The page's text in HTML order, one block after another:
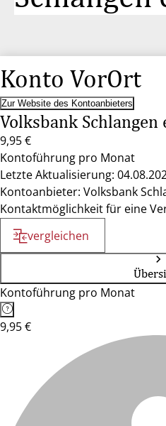
Konto VorOrt
Zur Website des Kontoanbieters
Volksbank Schlangen
9,95 €
Kontoführung pro Monat
Letzte Aktualisierung:
Kontoanbieter: Volksbank
Kontaktmöglichkeit für eine
vergleichen
Kontoführung pro Monat
9,95 €